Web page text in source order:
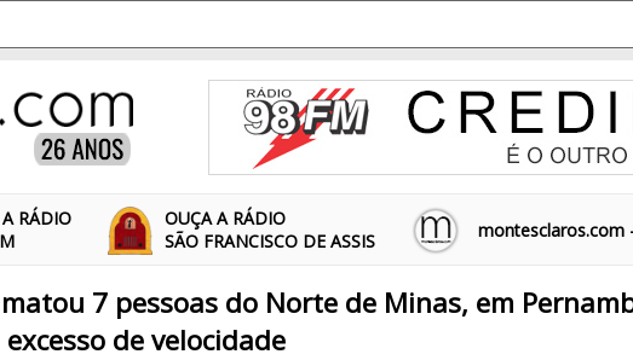
RÁDIO
OUÇA A RÁDIO
SÃO FRANCISCO DE ASSIS
montesclaros.com
7 pessoas do Norte de Minas, em
de velocidade